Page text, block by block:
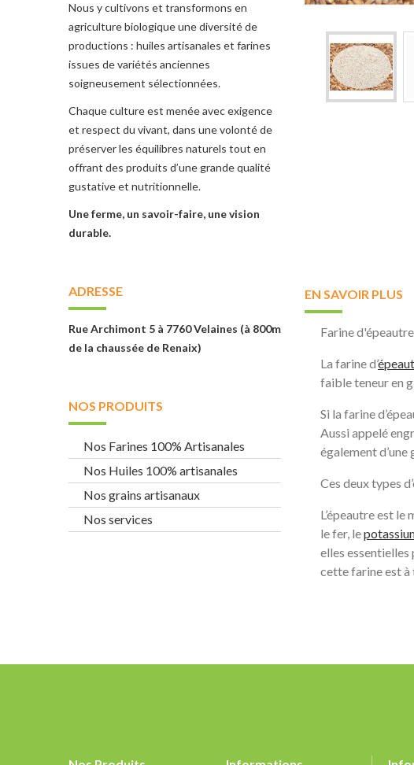
Nous y cultivons et transformons en
agriculture biologique une diversité de
productions : huiles artisanales et farines
issues de variétés anciennes
soigneusement sélectionnées.
Chaque culture est menée avec exigence
et respect du vivant, dans une volonté de
préserver les équilibres naturels tout en
offrant des produits d’une grande qualité
gustative et nutritionnelle.
Une ferme, un savoir-faire, une vision
durable.
ADRESSE
Rue Archimont 5 à 7760 Velaines (à 800m
de la chaussée de Renaix)
NOS PRODUITS
Nos Farines 100% Artisanales
Nos Huiles 100% artisanales
Nos grains artisanaux
Nos services
EN SAVOIR PLUS
Farine
La farine d’
faible teneur en
Si la farine
Aussi appelé
également d’une
Ces deux types
L’épeautre est
le fer, le
elles
cette farine est à